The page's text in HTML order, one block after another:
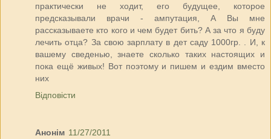
практически не ходит, его будущее, которое
предсказывали врачи - ампутация, А Вы мне
рассказываете кто кого и чем будет бить? А за что я буду
лечить отца? За свою зарплату в дет саду 1000гр. . И, к
вашему сведенью, знаете сколько таких настоящих и
пока ещё живых! Вот поэтому и пишем и ездим вместо
них
Відповісти
Анонім 11/27/2011